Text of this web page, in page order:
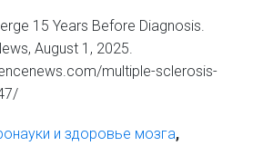
15 Years Before Diagnosis.
August 1, 2025.
multiple-sclerosis-
и здоровье мозга,